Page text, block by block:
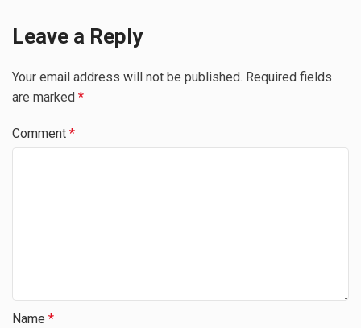
Leave a Reply
Your email address will not be published. Required fields
are marked *
Comment *
Name *